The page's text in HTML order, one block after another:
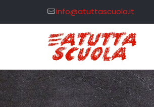
info@atuttascuola.it